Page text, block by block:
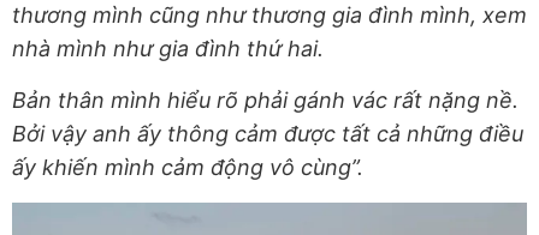
thương mình cũng như thương gia đình mình, xem
nhà mình như gia đình thứ hai.
Bản thân mình hiểu rõ phải gánh vác rất nặng nề.
Bởi vậy anh ấy thông cảm được tất cả những điều
ấy khiến mình cảm động vô cùng”.